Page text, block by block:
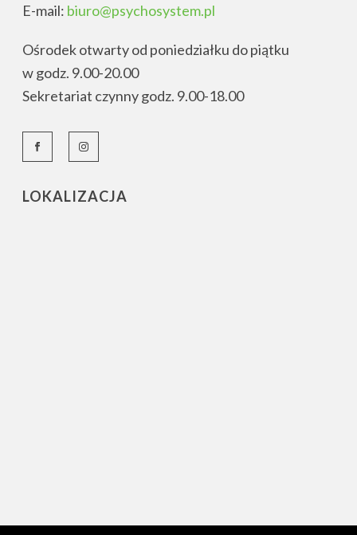
E-mail: biuro@psychosystem.pl
Ośrodek otwarty od poniedziałku do piątku
w godz. 9.00-20.00
Sekretariat czynny godz. 9.00-18.00
LOKALIZACJA